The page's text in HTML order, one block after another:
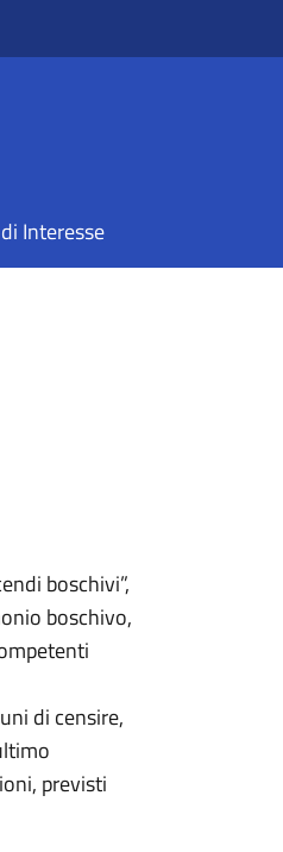
Interesse
boschivi”,
boschivo,
di censire,
previsti